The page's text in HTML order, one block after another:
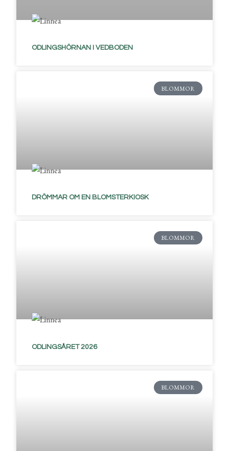
ODLINGSHÖRNAN I VEDBODEN
BLOMMOR
DRÖMMAR OM EN BLOMSTERKIOSK
BLOMMOR
ODLINGSÅRET 2026
BLOMMOR